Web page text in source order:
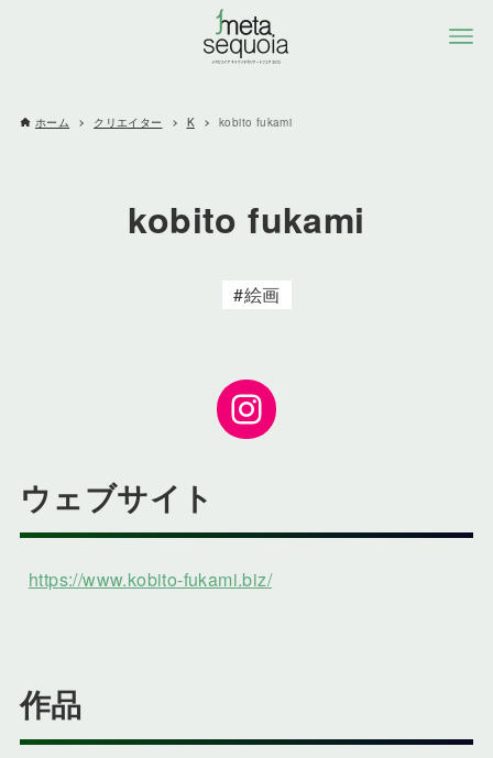
ホーム クリエイター K kobito fukami
kobito fukami
絵画
Instagram
ウェブサイト
https://www.kobito-fukami.biz/
作品